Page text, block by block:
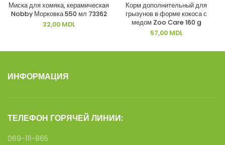
Миска для хомяка, керамическая
Nobby Морковка 550 мл 73362
32,00 MDL
Корм дополнительный для
грызунов в форме кокоса с
медом Zoo Care 160 g
57,00 MDL
ИНФОРМАЦИЯ
ТЕЛЕФОН ГОРЯЧЕЙ ЛИНИИ:
069-111-865